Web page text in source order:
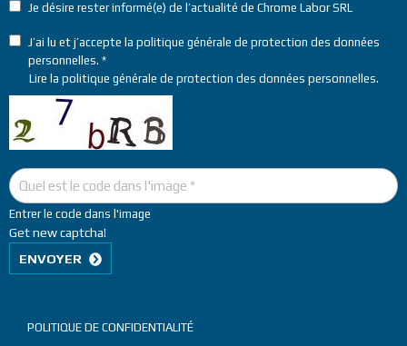
Je désire rester informé(e) de l’actualité de Chrome Labor SRL
J’ai lu et j’accepte la politique générale de protection des données
personnelles.
Lire la politique générale de protection des données personnelles.
Entrer le code dans l'image
Get new captcha!
ENVOYER
Menu
POLITIQUE DE CONFIDENTIALITÉ